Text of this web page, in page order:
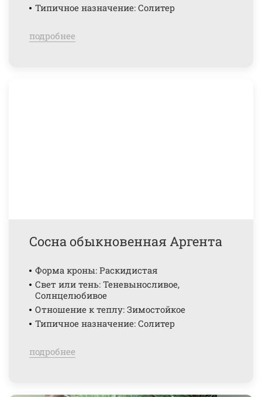
Типичное назначение: Солитер
подробнее
Сосна обыкновенная Аргента
Форма кроны: Раскидистая
Свет или тень: Теневыносливое,
Солнцелюбивое
Отношение к теплу: Зимостойкое
Типичное назначение: Солитер
подробнее